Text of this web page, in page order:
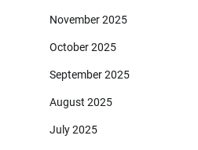
November 2025
October 2025
September 2025
August 2025
July 2025